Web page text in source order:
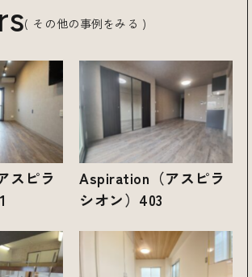
( その他の事例をみる )
スピラ
Aspiration（アスピラ
シオン）403